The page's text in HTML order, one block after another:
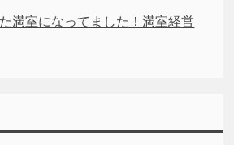
満室になってました！満室経営